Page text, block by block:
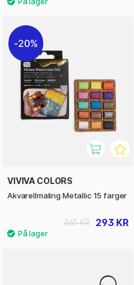
20%
VIVIVA COLORS
Akvarellmaling Metallic 15 farger
293 KR
365 KR